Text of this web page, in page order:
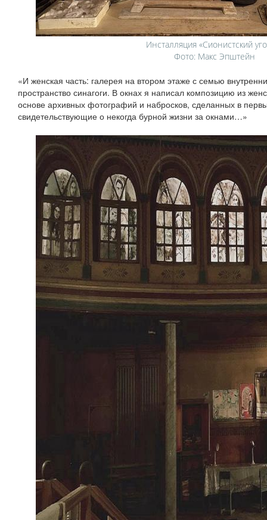
Инсталляция «Сионистский
Фото: Макс Эпштейн
«И женская часть: галерея на втором этаже с семью
пространство синагоги. В окнах я написал композицию из
основе архивных фотографий и набросков, сделанных в
свидетельствующие о некогда бурной жизни за окнами…»